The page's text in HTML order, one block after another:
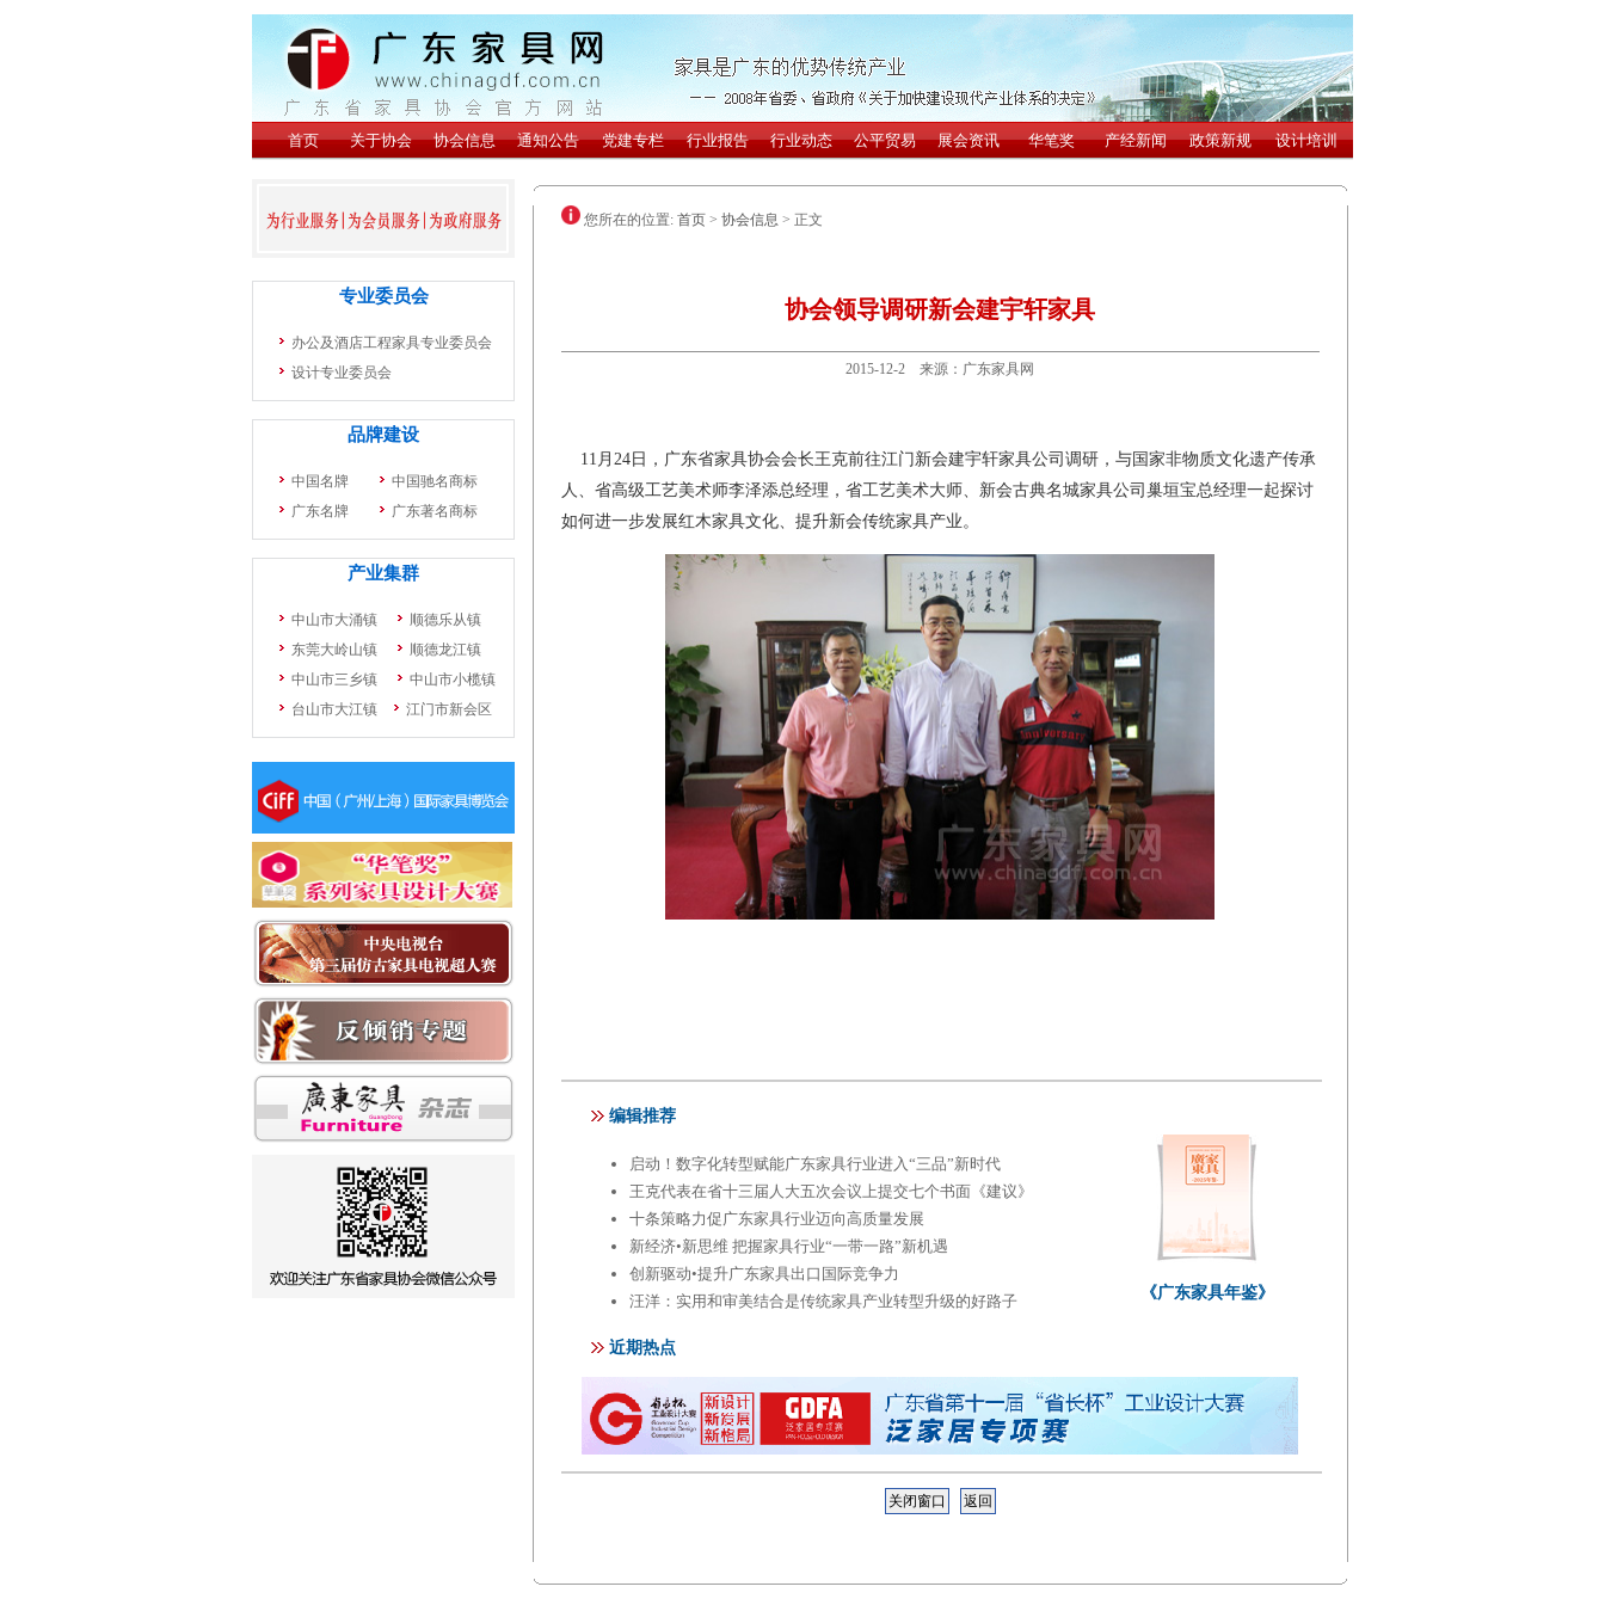
您所在的位置: 首页> 协会信息 > 正文
协会领导调研新会建宇轩家具
2015-12-2 来源：广东家具网
11月24日，广东省家具协会会长王克前往江门新会建宇轩家具公司调研，与国家非物质文化遗产传承
人、省高级工艺美术师李泽添总经理，省工艺美术大师、新会古典名城家具公司巢垣宝总经理一起探讨
如何进一步发展红木家具文化、提升新会传统家具产业。
关闭窗口 返回